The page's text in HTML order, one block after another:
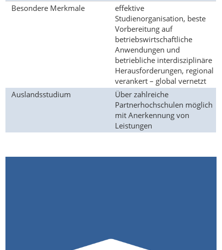
Besondere Merkmale
effektive
Studienorganisation, beste
Vorbereitung auf
betriebswirtschaftliche
Anwendungen und
betriebliche interdisziplinäre
Herausforderungen, regional
verankert – global vernetzt
Auslandsstudium
Über zahlreiche
Partnerhochschulen möglich
mit Anerkennung von
Leistungen